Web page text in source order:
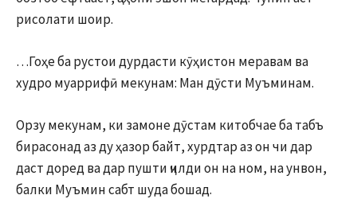
рисолати шоир.
…Гоҳе ба рустои дурдасти кӯҳистон меравам ва
худро муаррифӣ мекунам: Ман дӯсти Муъминам.
Орзу мекунам, ки замоне дӯстам китобчае ба табъ
бирасонад аз ду ҳазор байт, хурдтар аз он чи дар
даст доред ва дар пушти ҷилди он на ном, на унвон,
балки Муъмин сабт шуда бошад.